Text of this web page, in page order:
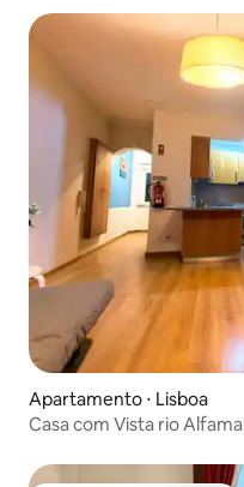
Apartamento ⋅ Lisboa
Casa com Vista rio Alfama